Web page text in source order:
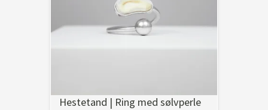
Hestetand | Ring med sølvperle